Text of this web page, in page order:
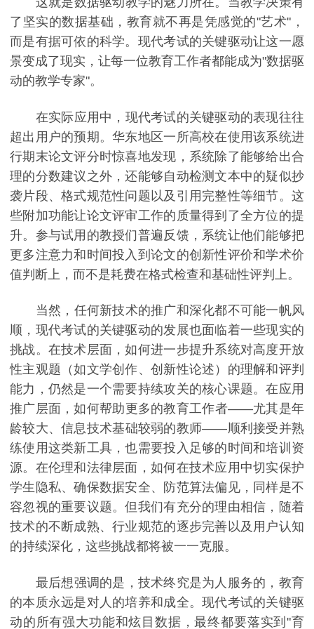
了坚实的数据基础，教育就不再是凭感觉的"艺术"，
而是有据可依的科学。现代考试的关键驱动让这一愿
景变成了现实，让每一位教育工作者都能成为"数据驱
动的教学专家"。
在实际应用中，现代考试的关键驱动的表现往往
超出用户的预期。华东地区一所高校在使用该系统进
行期末论文评分时惊喜地发现，系统除了能够给出合
理的分数建议之外，还能够自动检测文本中的疑似抄
袭片段、格式规范性问题以及引用完整性等细节。这
些附加功能让论文评审工作的质量得到了全方位的提
升。参与试用的教授们普遍反馈，系统让他们能够把
更多注意力和时间投入到论文的创新性评价和学术价
值判断上，而不是耗费在格式检查和基础性评判上。
当然，任何新技术的推广和深化都不可能一帆风
顺，现代考试的关键驱动的发展也面临着一些现实的
挑战。在技术层面，如何进一步提升系统对高度开放
性主观题（如文学创作、创新性论述）的理解和评判
能力，仍然是一个需要持续攻关的核心课题。在应用
推广层面，如何帮助更多的教育工作者——尤其是年
龄较大、信息技术基础较弱的教师——顺利接受并熟
练使用这类新工具，也需要投入足够的时间和培训资
源。在伦理和法律层面，如何在技术应用中切实保护
学生隐私、确保数据安全、防范算法偏见，同样是不
容忽视的重要议题。但我们有充分的理由相信，随着
技术的不断成熟、行业规范的逐步完善以及用户认知
的持续深化，这些挑战都将被一一克服。
最后想强调的是，技术终究是为人服务的，教育
的本质永远是对人的培养和成全。现代考试的关键驱
动的所有强大功能和炫目数据，最终都要落实到"育